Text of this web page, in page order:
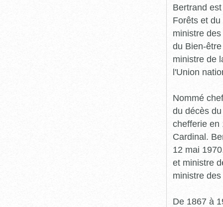
Bertrand
Forêts et
ministre
du Bien-
ministre de
l'Union
Nommé
du décès
chefferie en
Cardinal.
12 mai
et ministre
ministre
De 1867 à